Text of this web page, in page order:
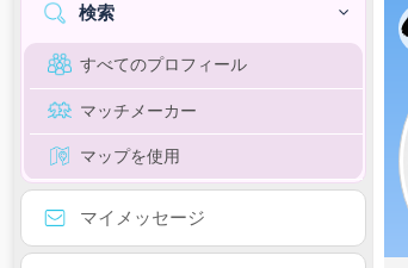
検索
すべてのプロフィール
マッチメーカー
マップを使用
マイメッセージ